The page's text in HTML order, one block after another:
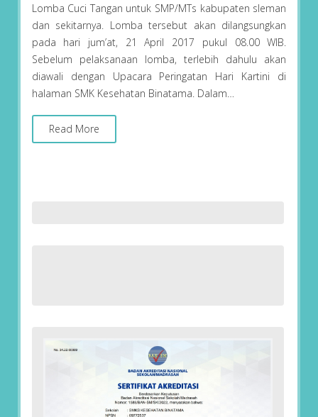
Lomba Cuci Tangan untuk SMP/MTs kabupaten sleman
dan sekitarnya. Lomba tersebut akan dilangsungkan
pada hari jum’at, 21 April 2017 pukul 08.00 WIB.
Sebelum pelaksanaan lomba, terlebih dahulu akan
diawali dengan Upacara Peringatan Hari Kartini di
halaman SMK Kesehatan Binatama. Dalam…
Read More